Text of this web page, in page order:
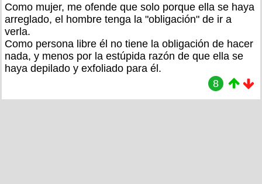
Como mujer, me ofende que solo porque ella se haya
arreglado, el hombre tenga la "obligación" de ir a
verla.
Como persona libre él no tiene la obligación de hacer
nada, y menos por la estúpida razón de que ella se
haya depilado y exfoliado para él.
8